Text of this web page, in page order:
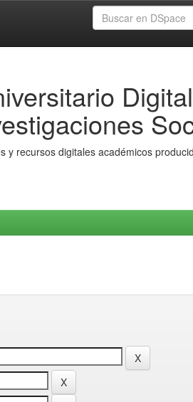
Digital
y recursos digitales académicos